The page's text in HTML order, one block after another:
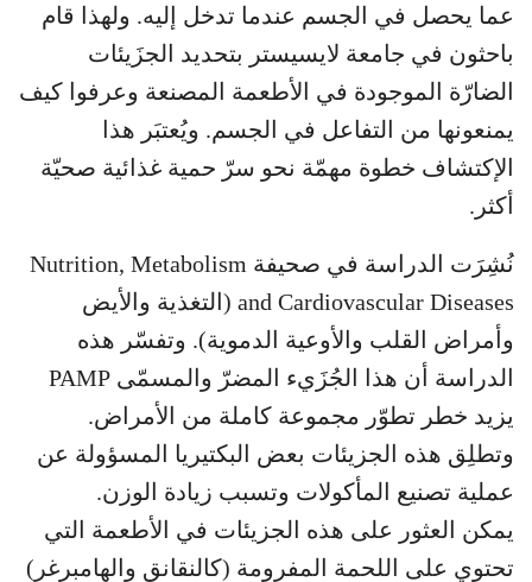
عما يحصل في الجسم عندما تدخل إليه. ولهذا قام
باحثون في جامعة لايسيستر بتحديد الجزَيئات
الضارّة الموجودة في الأطعمة المصنعة وعرفوا كيف
يمنعونها من التفاعل في الجسم. ويُعتبَر هذا
الإكتشاف خطوة مهمّة نحو سرّ حمية غذائية صحيّة
أكثر.
نُشِرَت الدراسة في صحيفة Nutrition, Metabolism
and Cardiovascular Diseases (التغذية والأيض
وأمراض القلب والأوعية الدموية). وتفسّر هذه
الدراسة أن هذا الجُزَيء المضرّ والمسمّى PAMP
يزيد خطر تطوّر مجموعة كاملة من الأمراض.
وتطلِق هذه الجزيئات بعض البكتيريا المسؤولة عن
عملية تصنيع المأكولات وتسبب زيادة الوزن.
يمكن العثور على هذه الجزيئات في الأطعمة التي
تحتوي على اللحمة المفرومة (كالنقانق والهامبرغر)